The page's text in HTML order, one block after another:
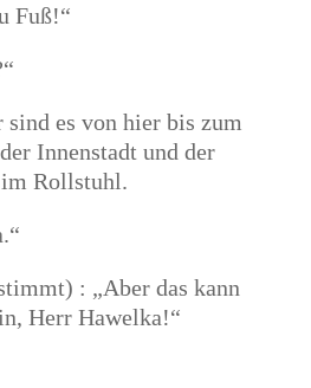
Fuß!“
es von hier bis zum
Innenstadt und der
Rollstuhl.
: „Aber das kann
Herr Hawelka!“